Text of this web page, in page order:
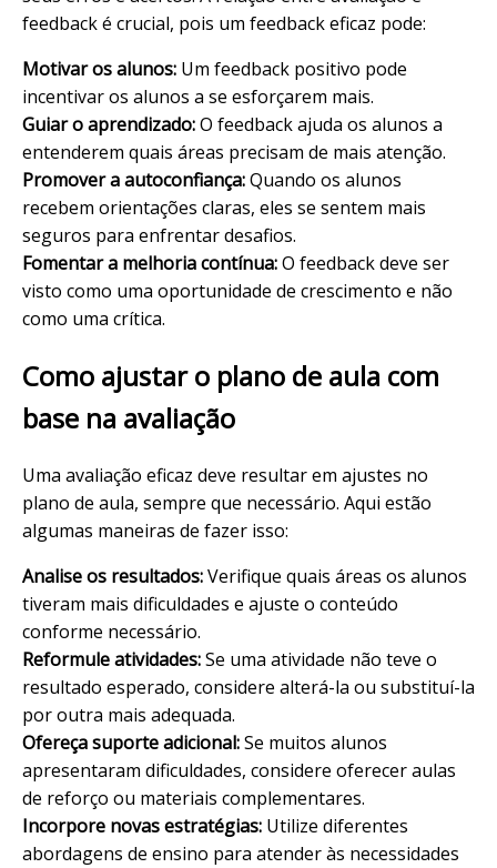
feedback é crucial, pois um feedback eficaz pode:
Motivar os alunos: Um feedback positivo pode
incentivar os alunos a se esforçarem mais.
Guiar o aprendizado:O feedback ajuda os alunos a
entenderem quais áreas precisam de mais atenção.
Promover a autoconfiança:Quando os alunos
recebem orientações claras, eles se sentem mais
seguros para enfrentar desafios.
Fomentar a melhoria contínua:O feedback deve ser
visto como uma oportunidade de crescimento e não
como uma crítica.
Como ajustar o plano de aula com
base na avaliação
Uma avaliação eficaz deve resultar em ajustes no
plano de aula, sempre que necessário. Aqui estão
algumas maneiras de fazer isso:
Analise os resultados:Verifique quais áreas os alunos
tiveram mais dificuldades e ajuste o conteúdo
conforme necessário.
Reformule atividades:Se uma atividade não teve o
resultado esperado, considere alterá-la ou substituí-la
por outra mais adequada.
Ofereça suporte adicional:Se muitos alunos
apresentaram dificuldades, considere oferecer aulas
de reforço ou materiais complementares.
Incorpore novas estratégias: Utilize diferentes
abordagens de ensino para atender às necessidades